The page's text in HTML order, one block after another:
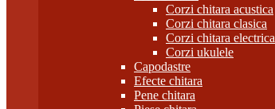
Corzi chitara acustica
Corzi chitara clasica
Corzi chitara electrica
Corzi ukulele
Capodastre
Efecte chitara
Pene chitara